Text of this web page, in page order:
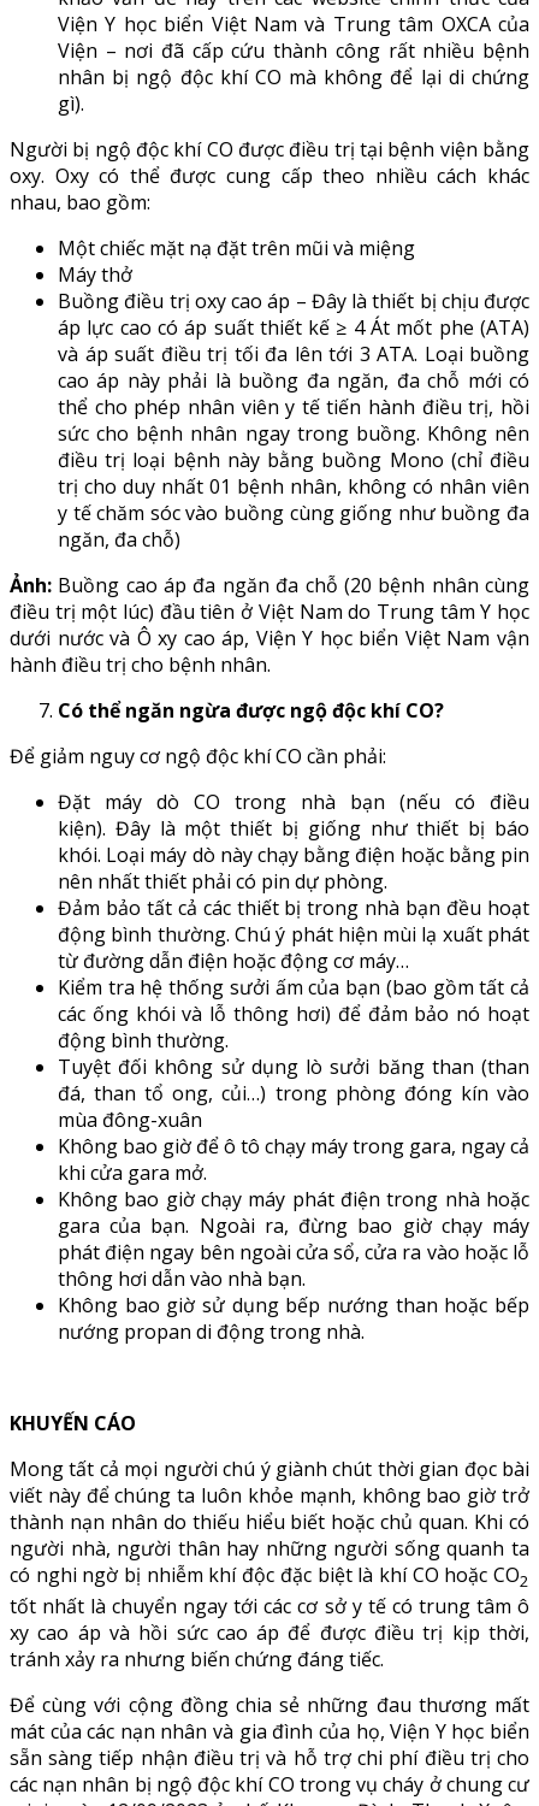
Viện Y học biển Việt Nam và Trung tâm OXCA của
Viện – nơi đã cấp cứu thành công rất nhiều bệnh
nhân bị ngộ độc khí CO mà không để lại di chứng
gì).
Người bị ngộ độc khí CO được điều trị tại bệnh viện bằng
oxy. Oxy có thể được cung cấp theo nhiều cách khác
nhau, bao gồm:
Một chiếc mặt nạ đặt trên mũi và miệng
Máy thở
Buồng điều trị oxy cao áp – Đây là thiết bị chịu được
áp lực cao có áp suất thiết kế ≥ 4 Át mốt phe (ATA)
và áp suất điều trị tối đa lên tới 3 ATA. Loại buồng
cao áp này phải là buồng đa ngăn, đa chỗ mới có
thể cho phép nhân viên y tế tiến hành điều trị, hồi
sức cho bệnh nhân ngay trong buồng. Không nên
điều trị loại bệnh này bằng buồng Mono (chỉ điều
trị cho duy nhất 01 bệnh nhân, không có nhân viên
y tế chăm sóc vào buồng cùng giống như buồng đa
ngăn, đa chỗ)
Ảnh: Buồng cao áp đa ngăn đa chỗ (20 bệnh nhân cùng
điều trị một lúc) đầu tiên ở Việt Nam do Trung tâm Y học
dưới nước và Ô xy cao áp, Viện Y học biển Việt Nam vận
hành điều trị cho bệnh nhân.
Có thể ngăn ngừa được ngộ độc khí CO?
Để giảm nguy cơ ngộ độc khí CO cần phải:
Đặt máy dò CO trong nhà bạn (nếu có điều
kiện). Đây là một thiết bị giống như thiết bị báo
khói. Loại máy dò này chạy bằng điện hoặc bằng pin
nên nhất thiết phải có pin dự phòng.
Đảm bảo tất cả các thiết bị trong nhà bạn đều hoạt
động bình thường. Chú ý phát hiện mùi lạ xuất phát
từ đường dẫn điện hoặc động cơ máy…
Kiểm tra hệ thống sưởi ấm của bạn (bao gồm tất cả
các ống khói và lỗ thông hơi) để đảm bảo nó hoạt
động bình thường.
Tuyệt đối không sử dụng lò sưởi băng than (than
đá, than tổ ong, củi…) trong phòng đóng kín vào
mùa đông-xuân
Không bao giờ để ô tô chạy máy trong gara, ngay cả
khi cửa gara mở.
Không bao giờ chạy máy phát điện trong nhà hoặc
gara của bạn. Ngoài ra, đừng bao giờ chạy máy
phát điện ngay bên ngoài cửa sổ, cửa ra vào hoặc lỗ
thông hơi dẫn vào nhà bạn.
Không bao giờ sử dụng bếp nướng than hoặc bếp
nướng propan di động trong nhà.
KHUYẾN CÁO
Mong tất cả mọi người chú ý giành chút thời gian đọc bài
viết này để chúng ta luôn khỏe mạnh, không bao giờ trở
thành nạn nhân do thiếu hiểu biết hoặc chủ quan. Khi có
người nhà, người thân hay những người sống quanh ta
có nghi ngờ bị nhiễm khí độc đặc biệt là khí CO hoặc CO2
tốt nhất là chuyển ngay tới các cơ sở y tế có trung tâm ô
xy cao áp và hồi sức cao áp để được điều trị kịp thời,
tránh xảy ra nhưng biến chứng đáng tiếc.
Để cùng với cộng đồng chia sẻ những đau thương mất
mát của các nạn nhân và gia đình của họ, Viện Y học biển
sẵn sàng tiếp nhận điều trị và hỗ trợ chi phí điều trị cho
các nạn nhân bị ngộ độc khí CO trong vụ cháy ở chung cư